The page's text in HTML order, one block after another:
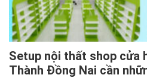
Setup nội thất shop cửa
Thành Đồng Nai cần